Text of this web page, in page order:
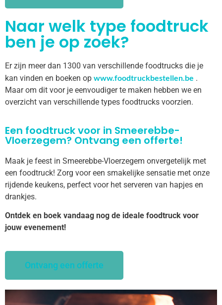
Naar welk type foodtruck
ben je op zoek?
Er zijn meer dan 1300 van verschillende foodtrucks die je
kan vinden en boeken op www.foodtruckbestellen.be .
Maar om dit voor je eenvoudiger te maken hebben we en
overzicht van verschillende types foodtrucks voorzien.
Een foodtruck voor in Smeerebbe-
Vloerzegem? Ontvang een offerte!
Maak je feest in Smeerebbe-Vloerzegem onvergetelijk met
een foodtruck! Zorg voor een smakelijke sensatie met onze
rijdende keukens, perfect voor het serveren van hapjes en
drankjes.
Ontdek en boek vandaag nog de ideale foodtruck voor
jouw evenement!
Ontvang een offerte